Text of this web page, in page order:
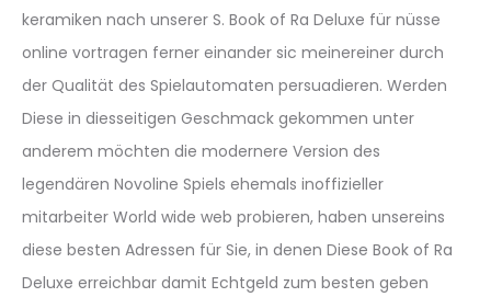
keramiken nach unserer S. Book of Ra Deluxe für nüsse
online vortragen ferner einander sic meinereiner durch
der Qualität des Spielautomaten persuadieren. Werden
Diese in diesseitigen Geschmack gekommen unter
anderem möchten die modernere Version des
legendären Novoline Spiels ehemals inoffizieller
mitarbeiter World wide web probieren, haben unsereins
diese besten Adressen für Sie, in denen Diese Book of Ra
Deluxe erreichbar damit Echtgeld zum besten geben